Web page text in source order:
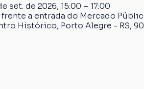
set. de 2026, 15:00 – 17:00
frente a entrada do Mercado
Histórico, Porto Alegre - RS,